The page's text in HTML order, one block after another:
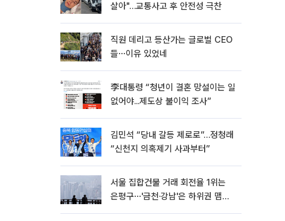
살아"…교통사고 후 안전성 극찬
직원 데리고 등산가는 글로벌 CEO
들⋯이유 있었네
李대통령 “청년이 결혼 망설이는 일
없어야...제도상 불이익 조사”
김민석 “당내 갈등 제로로”…정청래
“신천지 의혹제기 사과부터”
서울 집합건물 거래 회전율 1위는
은평구⋯'금천·강남'은 하위권 맴돌